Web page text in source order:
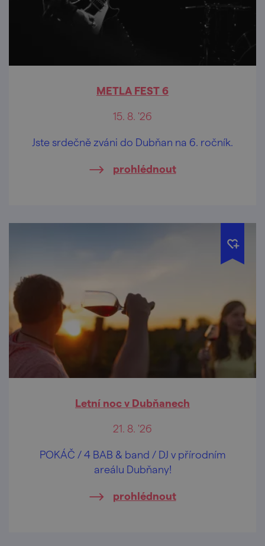
METLA FEST 6
15. 8. '26
Jste srdečně zváni do Dubňan na 6. ročník.
prohlédnout
Letní noc v Dubňanech
21. 8. '26
POKÁČ / 4 BAB & band / DJ v přírodním
areálu Dubňany!
prohlédnout